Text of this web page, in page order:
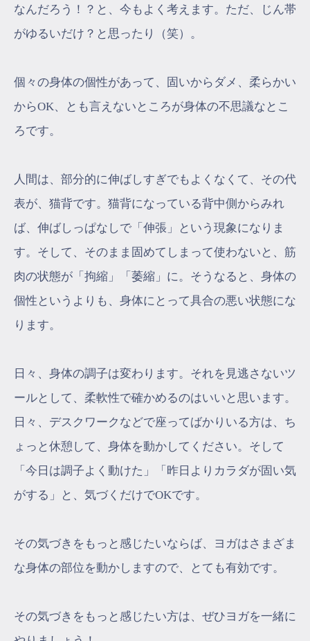
なんだろう！？と、今もよく考えます。ただ、じん帯
がゆるいだけ？と思ったり（笑）。
個々の身体の個性があって、固いからダメ、柔らかい
からOK、とも言えないところが身体の不思議なとこ
ろです。
人間は、部分的に伸ばしすぎでもよくなくて、その代
表が、猫背です。猫背になっている背中側からみれ
ば、伸ばしっぱなしで「伸張」という現象になりま
す。そして、そのまま固めてしまって使わないと、筋
肉の状態が「拘縮」「萎縮」に。そうなると、身体の
個性というよりも、身体にとって具合の悪い状態にな
ります。
日々、身体の調子は変わります。それを見逃さないツ
ールとして、柔軟性で確かめるのはいいと思います。
日々、デスクワークなどで座ってばかりいる方は、ち
ょっと休憩して、身体を動かしてください。そして
「今日は調子よく動けた」「昨日よりカラダが固い気
がする」と、気づくだけでOKです。
その気づきをもっと感じたいならば、ヨガはさまざま
な身体の部位を動かしますので、とても有効です。
その気づきをもっと感じたい方は、ぜひヨガを一緒に